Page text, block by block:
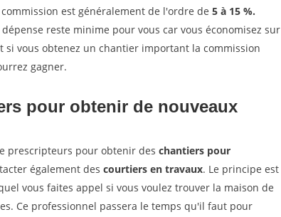
est généralement de l'ordre de 5 à 15 %.
reste minime pour vous car vous économisez sur
si vous obtenez un chantier important la commission
gagner.
pour obtenir de nouveaux
prescripteurs pour obtenir des chantiers pour
également des courtiers en travaux. Le principe est
vous faites appel si vous voulez trouver la maison de
Ce professionnel passera le temps qu'il faut pour